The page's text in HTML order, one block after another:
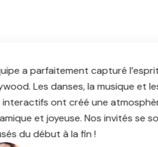
musique ! Le spectacle de
Bollywood a mis l’ambiance, et
enchaîné des morceaux
avons eu d’excellents retours